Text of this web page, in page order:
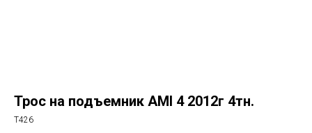
Трос на подъемник AMI 4 2012г 4тн.
Т426